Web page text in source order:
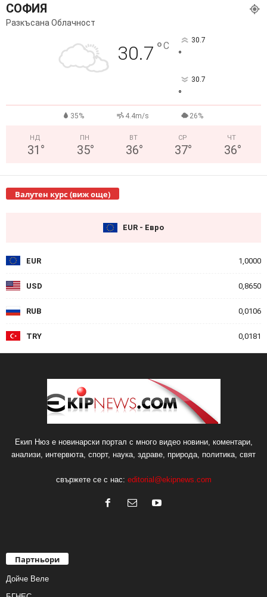
СОФИЯ
Разкъсана Облачност
30.7 °C 30.7
°
30.7
°
35% 4.4m/s 26%
НД
31 °
ПН
35°
ВТ
36°
СР
37°
ЧТ
36°
Валутен курс (виж още)
EUR - Евро
EUR 1,0000
USD 0,8650
RUB 0,0106
TRY 0,0181
Екип Нюз е новинарски портал с много видео новини, коментари,
анализи, интервюта, спорт, наука, здраве, природа, политика, свят
свържете се с нас: editorial@ekipnews.com
Партньори
Дойче Веле